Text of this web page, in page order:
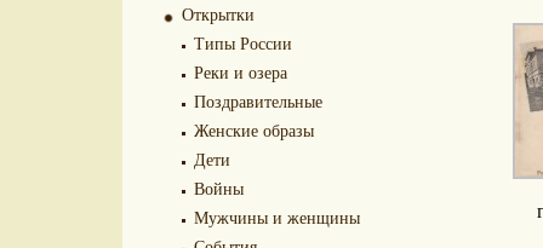
Открытки
Типы России
Реки и озера
Поздравительные
Женские образы
Дети
Войны
Мужчины и женщины